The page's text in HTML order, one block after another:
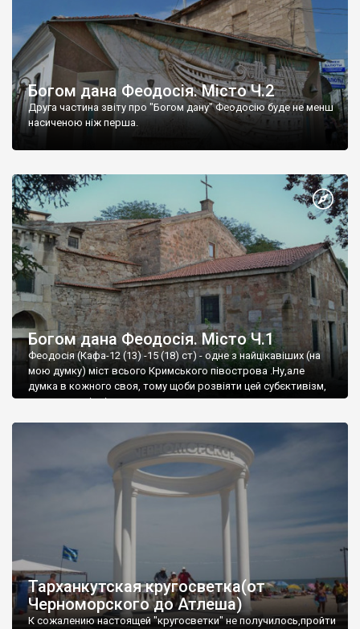
Богом дана Феодосія. Місто Ч.2
Друга частина звіту про "Богом дану" Феодосію буде не менш
насиченою ніж перша.
Богом дана Феодосія. Місто Ч.1
Феодосія (Кафа-12 (13) -15 (18) ст) - одне з найцікавіших (на
мою думку) міст всього Кримського півострова .Ну,але
думка в кожного своя, тому щоби розвіяти цей субєктивізм,
запрошую відвідати це
Тарханкутская кругосветка(от
Черноморского до Атлеша)
К сожалению настоящей "кругосветки" не получилось,пройти